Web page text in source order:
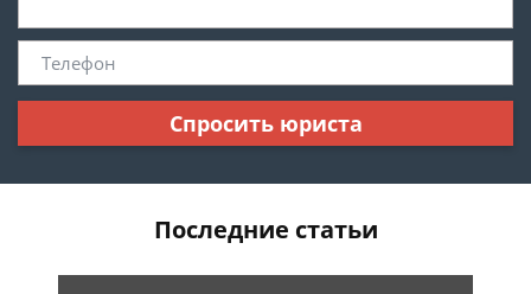
Спросить юриста
Последние статьи